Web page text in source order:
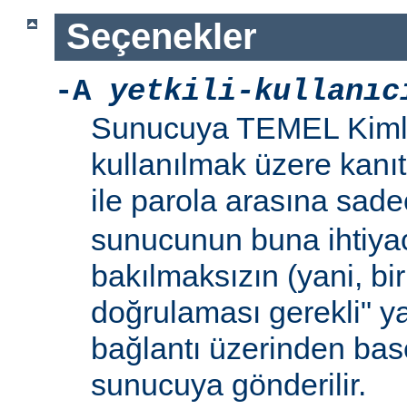
Seçenekler
-A yetkili-
Sunucuya TEMEL
kullanılmak üzere
ile parola arasına
sunucunun buna
bakılmaksızın (yani,
doğrulaması gerekli"
bağlantı üzerinden
sunucuya gönderilir.